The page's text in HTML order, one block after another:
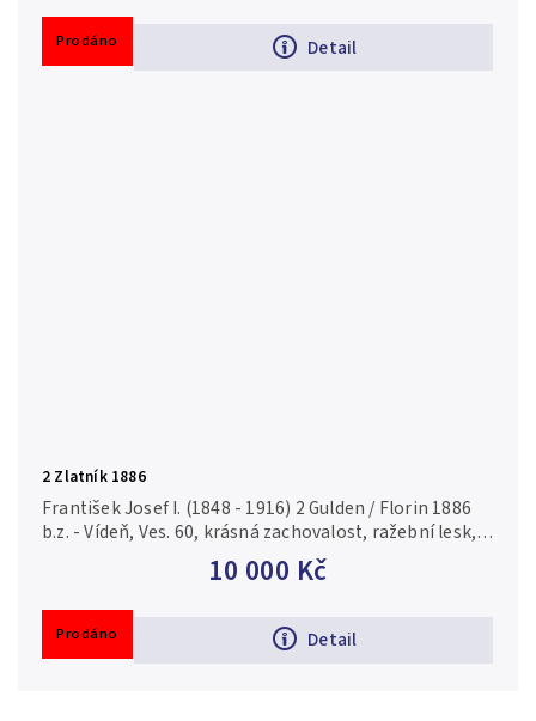
Detail
Prodáno
2 Zlatník 1886
10 000 Kč
Detail
František Josef I. (1848 - 1916) 2 Gulden / Florin 1886
b.z. - Vídeň, Ves. 60, krásná zachovalost, ražební lesk,
patina, rysky a drobné hranky
Prodáno